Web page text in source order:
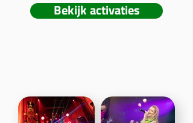
Bekijk activaties